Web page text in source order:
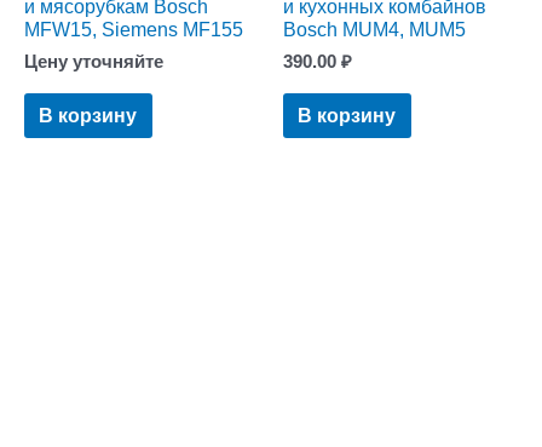
и мясорубкам Bosch
MFW15, Siemens MF155
Цену уточняйте
В корзину
и кухонных комбайнов
Bosch MUM4, MUM5
390.00 ₽
В корзину